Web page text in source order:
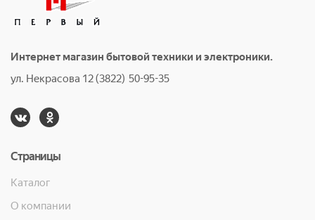
Интернет магазин бытовой техники и электроники.
ул. Некрасова 12 (3822) 50-95-35
Страницы
Каталог
О компании